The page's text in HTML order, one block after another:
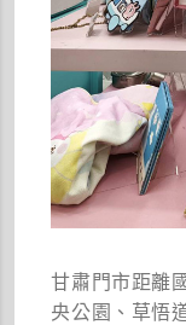
甘肅門市距離
央公園、草悟